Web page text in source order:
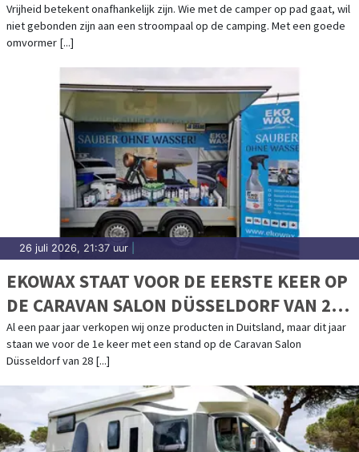
Vrijheid betekent onafhankelijk zijn. Wie met de camper op pad gaat, wil
niet gebonden zijn aan een stroompaal op de camping. Met een goede
omvormer [...]
26 juli 2026, 21:37 uur
EKOWAX STAAT VOOR DE EERSTE KEER OP
DE CARAVAN SALON DÜSSELDORF VAN 28
AUGUSTUS T/M 6 SEPTEMBER
Al een paar jaar verkopen wij onze producten in Duitsland, maar dit jaar
staan we voor de 1e keer met een stand op de Caravan Salon
Düsseldorf van 28 [...]